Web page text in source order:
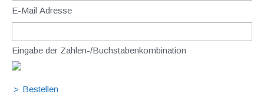
E-Mail Adresse
Eingabe der Zahlen-/Buchstabenkombination